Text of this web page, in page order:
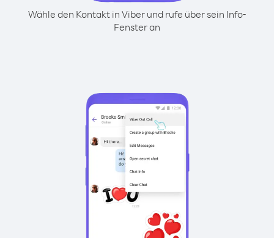
Wähle den Kontakt in Viber und rufe über sein Info-
Fenster an